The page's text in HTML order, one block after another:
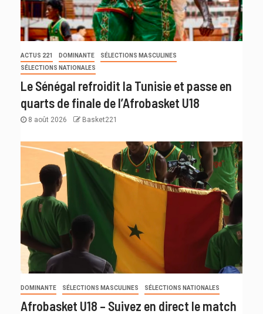
ACTUS 221 DOMINANTE
SÉLECTIONS MASCULINES
SÉLECTIONS NATIONALES
Le Sénégal refroidit la Tunisie et passe en
quarts de finale de l’Afrobasket U18
8 août 2026 Basket221
DOMINANTE SÉLECTIONS MASCULINES SÉLECTIONS NATIONALES
Afrobasket U18 – Suivez en direct le match